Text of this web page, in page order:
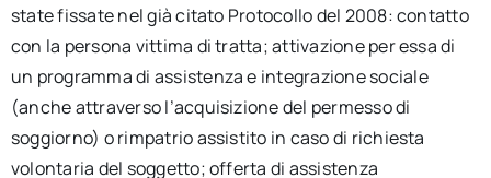
state fissate nel già citato Protocollo del 2008: contatto
con la persona vittima di tratta; attivazione per essa di
un programma di assistenza e integrazione sociale
(anche attraverso l’acquisizione del permesso di
soggiorno) o rimpatrio assistito in caso di richiesta
volontaria del soggetto; offerta di assistenza